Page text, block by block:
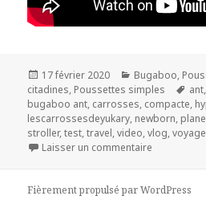
Publié
le
17 février 2020 Catégories
Bugaboo,
citadines, Poussettes simples ant,
bugaboo ant, carrosses, compacte,
lescarrossesdeyukary, newborn, plane
stroller,test,travel,video,vlog,voyage
Laisser un commentaire
Fièrement propulsé par WordPress